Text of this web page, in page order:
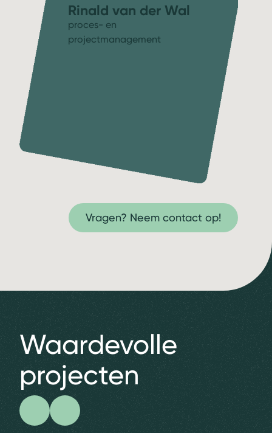
Rinald van der Wal
proces- en
projectmanagement
Vragen? Neem contact op!
Waardevolle
projecten